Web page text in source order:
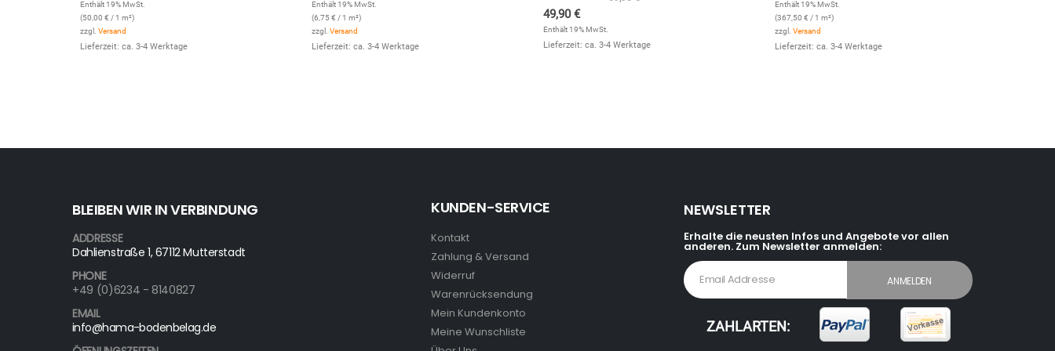
Enthält 19% MwSt.
(50,00 € / 1 m²)
zzgl. Versand
Lieferzeit: ca. 3-4 Werktage
Enthält 19% MwSt.
(6,75€ / 1 m²)
zzgl. Versand
Lieferzeit: ca. 3-4 Werktage
49,90€
Enthält 19% MwSt.
Lieferzeit: ca. 3-4 Werktage
Enthält 19% MwSt.
(367,50 € / 1 m²)
zzgl. Versand
Lieferzeit: ca. 3-4 Werktage
BLEIBEN WIR IN VERBINDUNG
ADDRESSE
Dahlienstraße 1, 67112 Mutterstadt
PHONE
+49 (0)6234 - 8140827
EMAIL
info@hama-bodenbelag.de
KUNDEN-SERVICE
Kontakt
Zahlung & Versand
Widerruf
Warenrücksendung
Mein Kundenkonto
Meine Wunschliste
NEWSLETTER
Erhalte die neusten Infos und Angebote vor allen
anderen. Zum Newsletter anmelden:
ZAHLARTEN: